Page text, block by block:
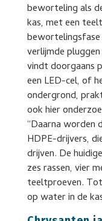
beworteling als
kas, met een
verlijmde
vindt doorgaans
een LED-cel, of
ondergrond,
ook hier
“Daarna worden
HDPE-drijvers,
drijven. De
zes rassen, vier
teeltproeven.
op water in de